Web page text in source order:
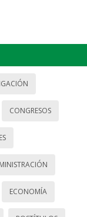
CONGRESOS
ECONOMÍA